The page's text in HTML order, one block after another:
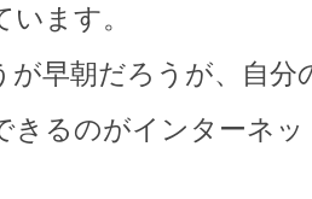
ます。
が早朝だろうが、自分
きるのがインターネ